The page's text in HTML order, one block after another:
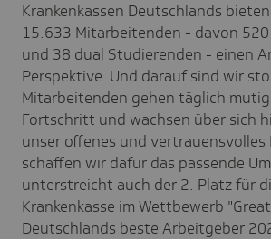
Krankenkassen Deutschlands
15.633 Mitarbeitenden - davon
und 38 dual Studierenden - einen
Perspektive. Und darauf sind wir
Mitarbeitenden gehen täglich
Fortschritt und wachsen über sich
unser offenes und vertrauensvolles
schaffen wir dafür das passende
unterstreicht auch der 2. Platz für
Krankenkasse im Wettbewerb
Deutschlands beste Arbeitgeber